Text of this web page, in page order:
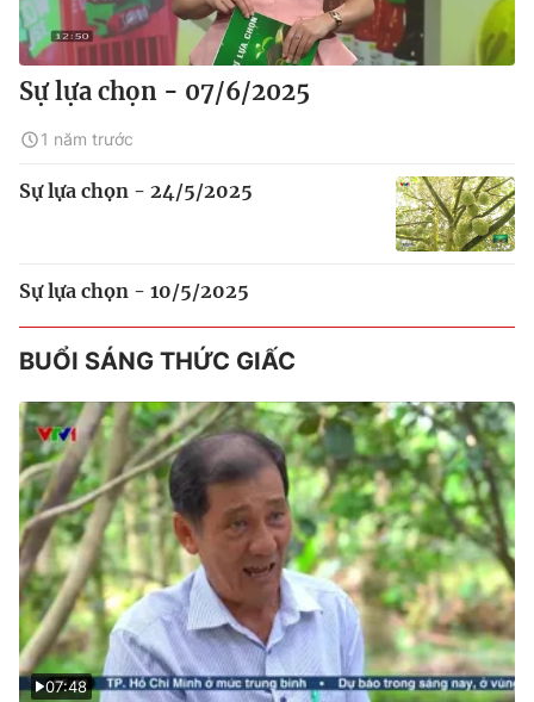
Sự lựa chọn - 07/6/2025
1 năm trước
Sự lựa chọn - 24/5/2025
Sự lựa chọn - 10/5/2025
BUỔI SÁNG THỨC GIẤC
07:48